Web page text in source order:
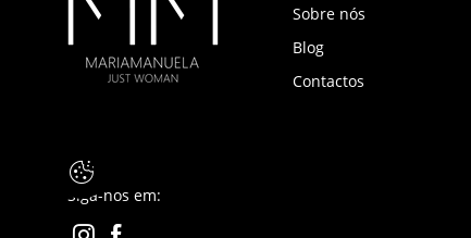
Sobre nós
Blog
Contactos
Siga-nos em: